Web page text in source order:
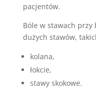
pacjentów.
Bóle w stawach
dużych stawów,
kolana,
łokcie,
stawy skokowe.